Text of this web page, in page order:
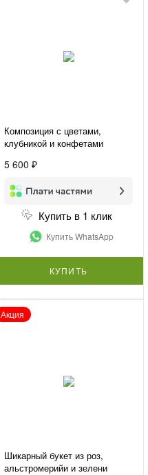
Композиция с цветами,
клубникой и конфетами
5 600 ₽
Купить в 1 клик
Купить WhatsApp
КУПИТЬ
Акция
Шикарный букет из роз,
альстромерийи и зелени